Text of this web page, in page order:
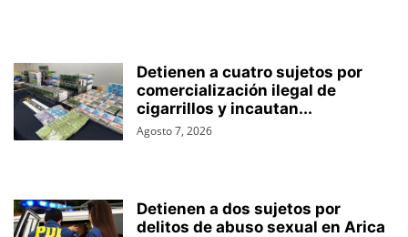
Detienen a cuatro sujetos por
comercialización ilegal de
cigarrillos y incautan...
Agosto 7, 2026
Detienen a dos sujetos por
delitos de abuso sexual en Arica